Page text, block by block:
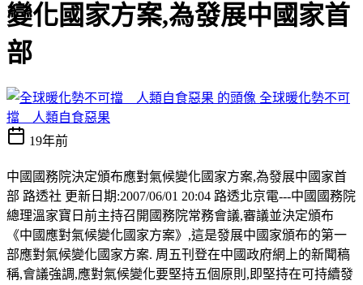
變化國家方案,為發展中國家首
部
全球暖化勢不可
擋 人類自食惡果
19年前
中國國務院決定頒布應對氣候變化國家方案,為發展中國家首
部 路透社 更新日期:2007/06/01 20:04 路透北京電---中國國務院
總理溫家寶日前主持召開國務院常務會議,審議並決定頒布
《中國應對氣候變化國家方案》,這是發展中國家頒布的第一
部應對氣候變化國家方案. 周五刊登在中國政府網上的新聞稿
稱,會議強調,應對氣候變化要堅持五個原則,即堅持在可持續發